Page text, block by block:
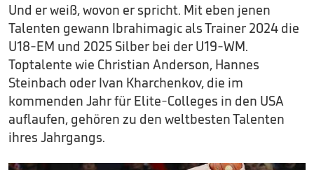
Und er weiß, wovon er spricht. Mit eben jenen
Talenten gewann Ibrahimagic als Trainer 2024 die
U18-EM und 2025 Silber bei der U19-WM.
Toptalente wie Christian Anderson, Hannes
Steinbach oder Ivan Kharchenkov, die im
kommenden Jahr für Elite-Colleges in den USA
auflaufen, gehören zu den weltbesten Talenten
ihres Jahrgangs.